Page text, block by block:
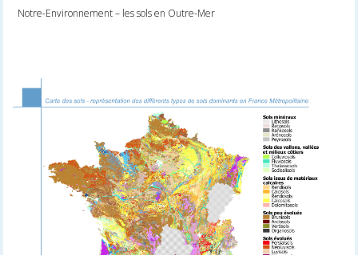
Notre-Environnement – les sols en Outre-Mer